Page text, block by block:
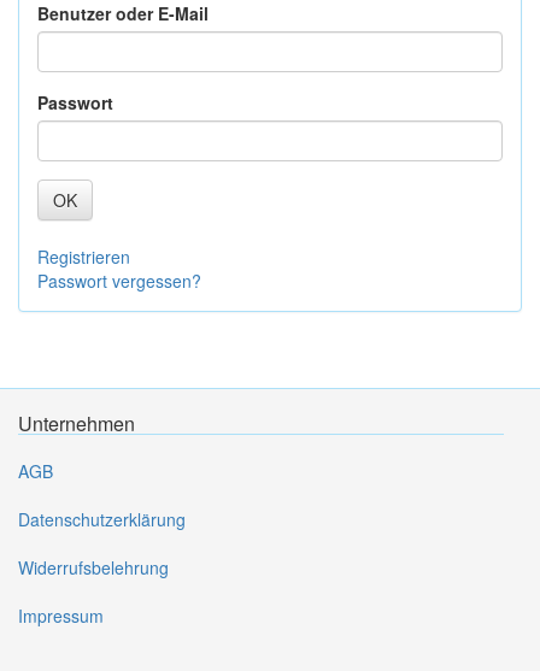
Benutzer oder E-Mail
Passwort
OK
Registrieren
Passwort vergessen?
Unternehmen
AGB
Datenschutzerklärung
Widerrufsbelehrung
Impressum